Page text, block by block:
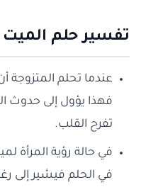
تفسير حلم
عندما تحلم المتزوجة
فهذا يؤول إلى حدوث
تفرح القلب.
في حالة رؤية المرأة
في الحلم فيشير إلى